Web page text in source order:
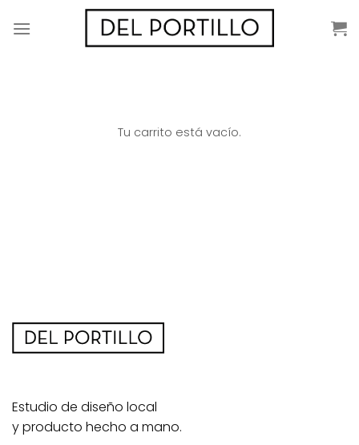
Tu carrito está vacío.
Estudio de diseño local
y producto hecho a mano.